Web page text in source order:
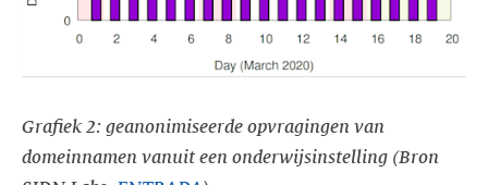
Grafiek 2: geanonimiseerde opvragingen van
domeinnamen vanuit een onderwijsinstelling (Bron